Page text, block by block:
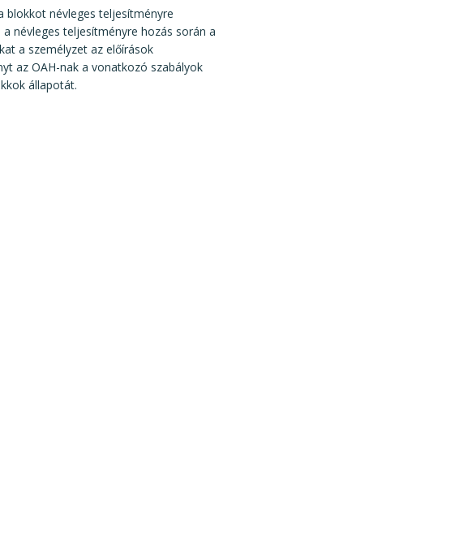
blokkot névleges teljesítményre
névleges teljesítményre hozás során a
a személyzet az előírások
az OAH-nak a vonatkozó szabályok
állapotát.